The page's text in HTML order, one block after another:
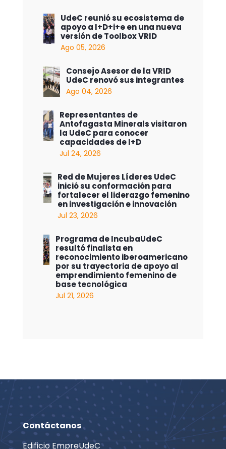
UdeC reunió su ecosistema de
apoyo a I+D+i+e en una nueva
versión de Toolbox VRID
Ago 05, 2026
Consejo Asesor de la VRID
UdeC renovó sus integrantes
Ago 04, 2026
Representantes de
Antofagasta Minerals visitaron
la UdeC para conocer
capacidades de I+D
Jul 24, 2026
Red de Mujeres Líderes UdeC
inició su conformación para
fortalecer el liderazgo femenino
en investigación e innovación
Jul 23, 2026
Programa de IncubaUdeC
resultó finalista en
reconocimiento iberoamericano
por su trayectoria de apoyo al
emprendimiento femenino de
base tecnológica
Jul 21, 2026
Contáctanos
Edificio EmpreUdeC